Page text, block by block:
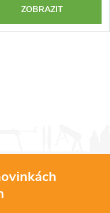
ZOBRAZIT